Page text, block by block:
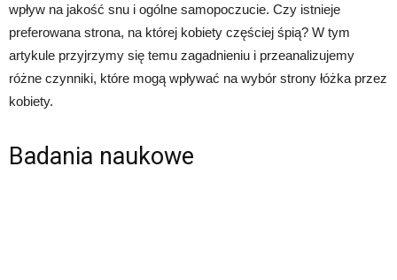
wpływ na jakość snu i ogólne samopoczucie. Czy istnieje
preferowana strona, na której kobiety częściej śpią? W tym
artykule przyjrzymy się temu zagadnieniu i przeanalizujemy
różne czynniki, które mogą wpływać na wybór strony łóżka przez
kobiety.
Badania naukowe